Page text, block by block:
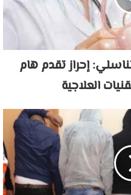
إحراز تقدم هام
العلاجية